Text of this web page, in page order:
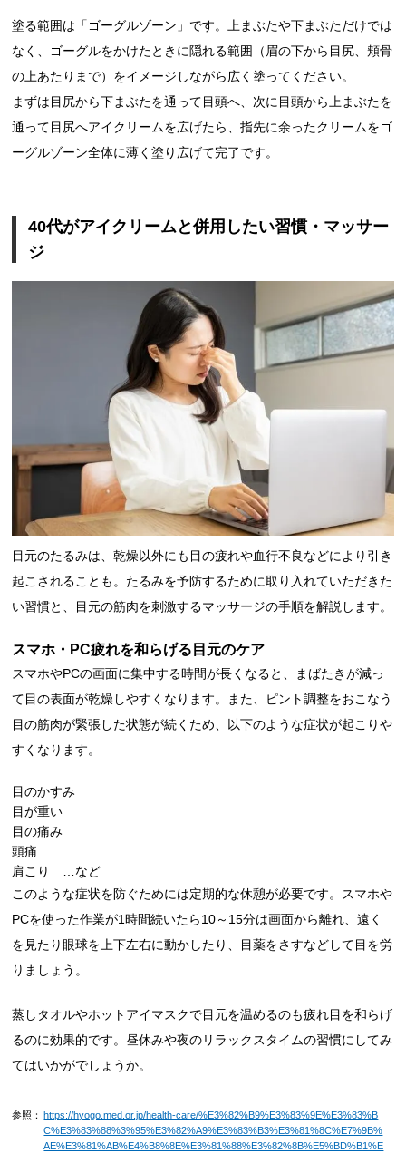
塗る範囲は「ゴーグルゾーン」です。上まぶたや下まぶただけでは
なく、ゴーグルをかけたときに隠れる範囲（眉の下から目尻、頬骨
の上あたりまで）をイメージしながら広く塗ってください。
まずは目尻から下まぶたを通って目頭へ、次に目頭から上まぶたを
通って目尻へアイクリームを広げたら、指先に余ったクリームをゴ
ーグルゾーン全体に薄く塗り広げて完了です。
40代がアイクリームと併用したい習慣・マッサー
ジ
目元のたるみは、乾燥以外にも目の疲れや血行不良などにより引き
起こされることも。たるみを予防するために取り入れていただきた
い習慣と、目元の筋肉を刺激するマッサージの手順を解説します。
スマホ・PC疲れを和らげる目元のケア
スマホやPCの画面に集中する時間が長くなると、まばたきが減っ
て目の表面が乾燥しやすくなります。また、ピント調整をおこなう
目の筋肉が緊張した状態が続くため、以下のような症状が起こりや
すくなります。
目のかすみ
目が重い
目の痛み
頭痛
肩こり …など
このような症状を防ぐためには定期的な休憩が必要です。スマホや
PCを使った作業が1時間続いたら10～15分は画面から離れ、遠く
を見たり眼球を上下左右に動かしたり、目薬をさすなどして目を労
りましょう。
蒸しタオルやホットアイマスクで目元を温めるのも疲れ目を和らげ
るのに効果的です。昼休みや夜のリラックスタイムの習慣にしてみ
てはいかがでしょうか。
参照： https://hyogo.med.or.jp/health-care/%E3%82%B9%E3%83%9E%E3%83%B
C%E3%83%88%3%95%E3%82%A9%E3%83%B3%E3%81%8C%E7%9B%
AE%E3%81%AB%E4%B8%8E%E3%81%88%E3%82%8B%E5%BD%B1%E